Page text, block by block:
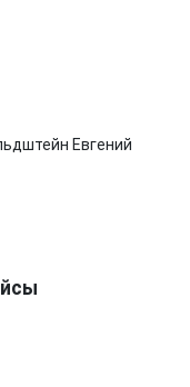
Евгений